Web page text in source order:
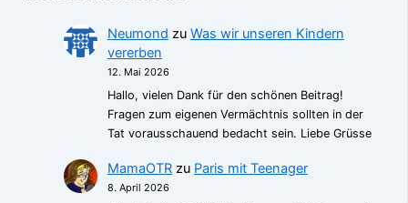
Neumond zu Was wir unseren Kindern
vererben
12. Mai 2026
Hallo, vielen Dank für den schönen Beitrag!
Fragen zum eigenen Vermächtnis sollten in der
Tat vorausschauend bedacht sein. Liebe Grüsse
MamaOTRzu Paris mit Teenager
8. April 2026